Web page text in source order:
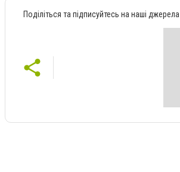
Поділіться та підписуйтесь на наші джерела